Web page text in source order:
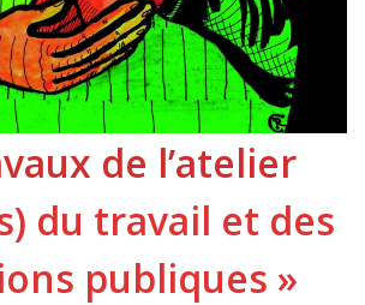
de l’atelier
du travail et des
publiques »